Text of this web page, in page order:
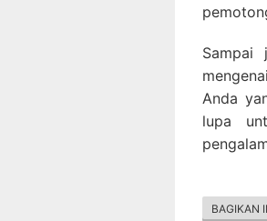
Sampai
Anda
lupa
BAGIKAN